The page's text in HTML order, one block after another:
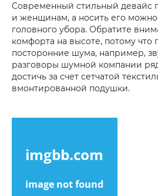
Современный стильный девайс
и женщинам, а носить его
головного убора. Обратите
комфорта на высоте, потому что
посторонние шума, например,
разговоры шумной компании
достичь за счет сетчатой
вмонтированной подушки.